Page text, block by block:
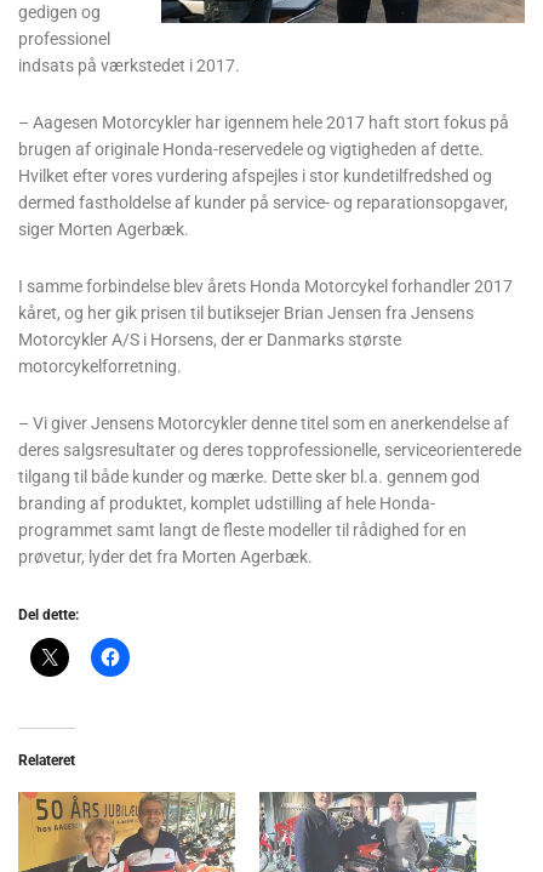
gedigen og
professionel
indsats på værkstedet i 2017.
– Aagesen Motorcykler har igennem hele 2017 haft stort fokus på
brugen af originale Honda-reservedele og vigtigheden af dette.
Hvilket efter vores vurdering afspejles i stor kundetilfredshed og
dermed fastholdelse af kunder på service- og reparationsopgaver,
siger Morten Agerbæk.
I samme forbindelse blev årets Honda Motorcykel forhandler 2017
kåret, og her gik prisen til butiksejer Brian Jensen fra Jensens
Motorcykler A/S i Horsens, der er Danmarks største
motorcykelforretning.
– Vi giver Jensens Motorcykler denne titel som en anerkendelse af
deres salgsresultater og deres topprofessionelle, serviceorienterede
tilgang til både kunder og mærke. Dette sker bl.a. gennem god
branding af produktet, komplet udstilling af hele Honda-
programmet samt langt de fleste modeller til rådighed for en
prøvetur, lyder det fra Morten Agerbæk.
Del dette:
Relateret